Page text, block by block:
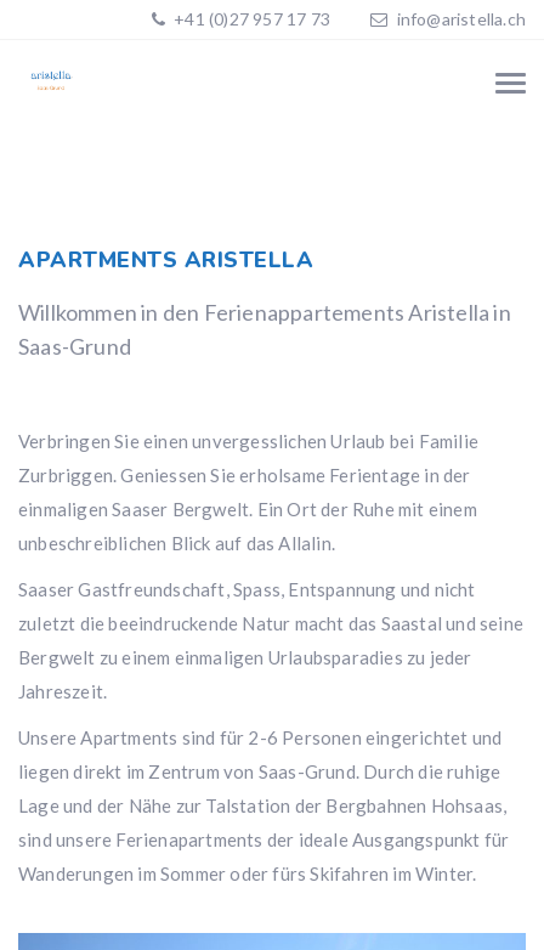
+41 (0)27 957 17 73 info@aristella.ch
APARTMENTS ARISTELLA
Willkommen in den Ferienappartements Aristella in
Saas-Grund
Verbringen Sie einen unvergesslichen Urlaub bei Familie
Zurbriggen. Geniessen Sie erholsame Ferientage in der
einmaligen Saaser Bergwelt. Ein Ort der Ruhe mit einem
unbeschreiblichen Blick auf das Allalin.
Saaser Gastfreundschaft, Spass, Entspannung und nicht
zuletzt die beeindruckende Natur macht das Saastal und seine
Bergwelt zu einem einmaligen Urlaubsparadies zu jeder
Jahreszeit.
Unsere Apartments sind für 2-6 Personen eingerichtet und
liegen direkt im Zentrum von Saas-Grund. Durch die ruhige
Lage und der Nähe zur Talstation der Bergbahnen Hohsaas,
sind unsere Ferienapartments der ideale Ausgangspunkt für
Wanderungen im Sommer oder fürs Skifahren im Winter.